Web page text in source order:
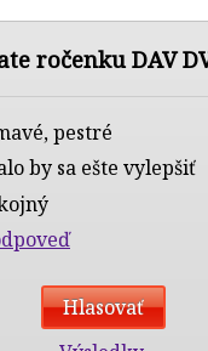
ročenku DAV
pestré
by sa ešte vylepšiť